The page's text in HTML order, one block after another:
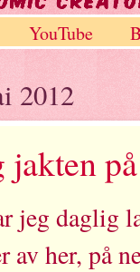
YouTube
2012
jakten
jeg daglig
av her, på